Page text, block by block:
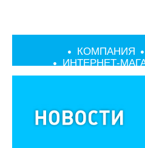
КОМПАНИЯ
ИНТЕРНЕТ-